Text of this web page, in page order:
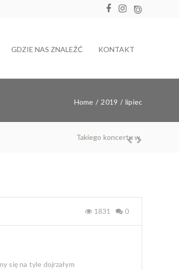
GDZIE NAS ZNALEŹĆ KONTAKT
Home / 2019 / lipiec
1831 0
się na tyle dojrzałym